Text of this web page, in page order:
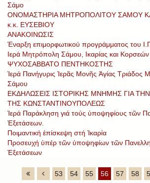
Σάμο
ΟΝΟΜΑΣΤΗΡΙΑ ΜΗΤΡΟΠΟΛΙΤΟΥ ΣΑΜΟΥ
κ.κ. ΕΥΣΕΒΙΟΥ
ΑΝΑΚΟΙΝΩΣΙΣ
Έναρξη επιμορφωτικού προγράμματος του
Ιερά Μητρόπολη Σάμου, Ικαρίας και Κορσεών
ΨΥΧΟΣΑΒΒΑΤΟ ΠΕΝΤΗΚΟΣΤΗΣ
Ἱερά Πανήγυρις Ἱερᾶς Μονῆς Ἁγίας Τριάδος
Σάμου
ΕΚΔΗΛΩΣΕΙΣ ΙΣΤΟΡΙΚΗΣ ΜΝΗΜΗΣ ΓΙΑ
ΤΗΣ ΚΩΝΣΤΑΝΤΙΝΟΥΠΟΛΕΩΣ
Ἱερά Παράκληση γιά τούς ὑποψηφίους τῶν
Ἐξετάσεων.
Ποιμαντική ἐπίσκεψη στή Ἰκαρία
Προσευχή ὑπέρ τῶν ὑποψηφίων τῶν
Ἐξετάσεων
53 54 55 56 57 58